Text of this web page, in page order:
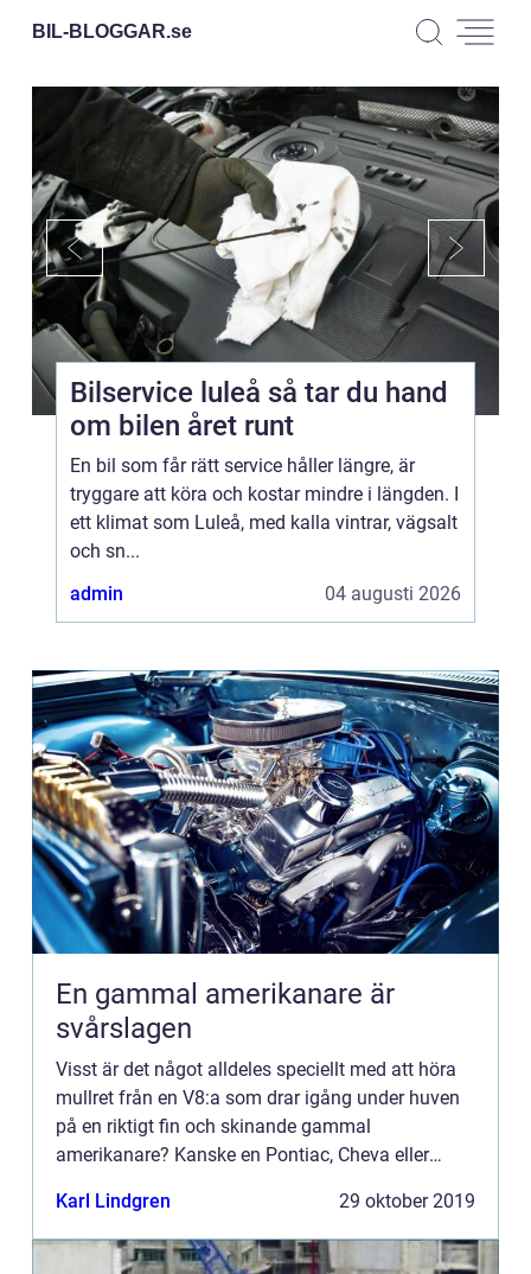
BIL-BLOGGAR.se
Bilservice luleå så tar du hand
om bilen året runt
En bil som får rätt service håller längre, är
tryggare att köra och kostar mindre i längden. I
ett klimat som Luleå, med kalla vintrar, vägsalt
och sn...
admin
04 augusti 2026
En gammal amerikanare är
svårslagen
Visst är det något alldeles speciellt med att höra
mullret från en V8:a som drar igång under huven
på en riktigt fin och skinande gammal
amerikanare? Kanske en Pontiac, Cheva eller
Karl Lindgren 29 oktober 2019